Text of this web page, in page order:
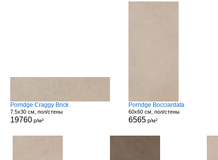
Porridge Craggy Brick
7.5x30 см, пол/стены
19760р/м²
Porridge Bocciardata
60x60 см, пол/стены
6565 р/м²